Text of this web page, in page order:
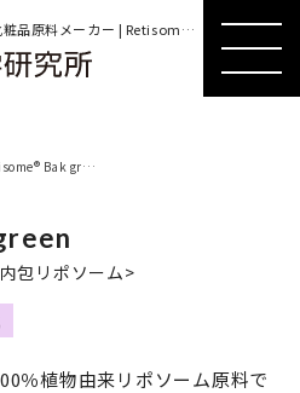
東京都新宿の医薬品・健康食品・化粧品原料メーカー | Retisome® Bak green
Retisome® Bak green
包リポソーム>
％植物由来リポソーム原料で